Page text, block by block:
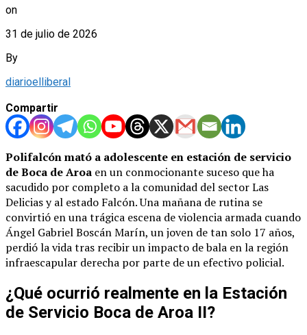
on
31 de julio de 2026
By
diarioelliberal
Compartir
Polifalcón mató a adolescente en estación de servicio
de Boca de Aroa en un conmocionante suceso que ha
sacudido por completo a la comunidad del sector Las
Delicias y al estado Falcón. Una mañana de rutina se
convirtió en una trágica escena de violencia armada cuando
Ángel Gabriel Boscán Marín, un joven de tan solo 17 años,
perdió la vida tras recibir un impacto de bala en la región
infraescapular derecha por parte de un efectivo policial.
¿Qué ocurrió realmente en la Estación
de Servicio Boca de Aroa II?